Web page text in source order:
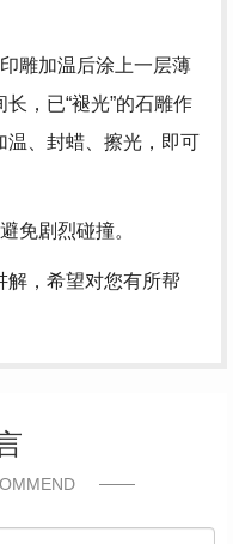
雕加温后涂上一层薄
，已“褪光”的石雕作
温、封蜡、擦光，即可
免剧烈碰撞。
解，希望对您有所帮